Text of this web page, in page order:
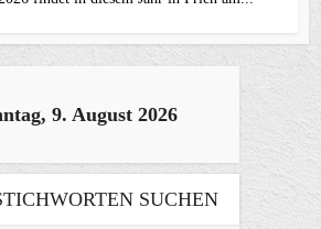
9. August 2026
SUCHEN